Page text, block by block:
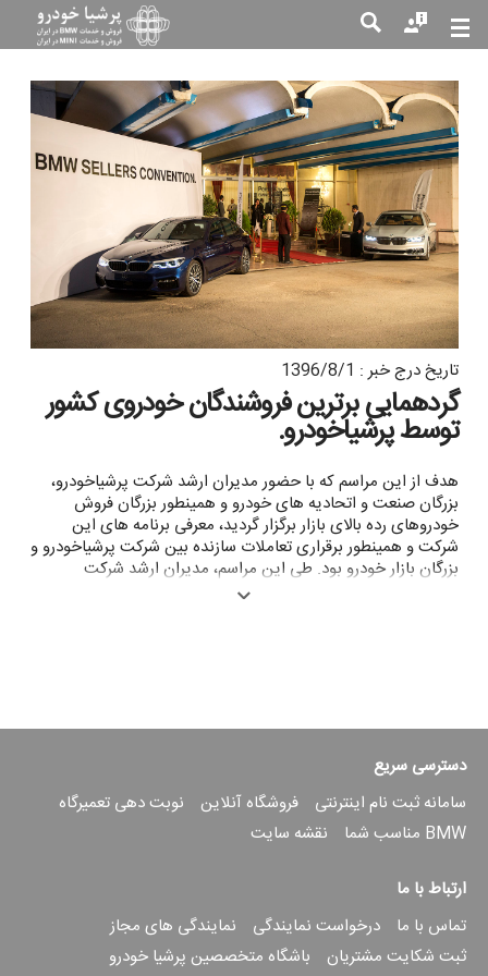
جست
جو
تاریخ درج خبر : 1396/8/1
گردهمایی برترین فروشندگان خودروی کشور
توسط پرشیاخودرو.
هدف از این مراسم که با حضور مدیران ارشد شرکت پرشیاخودرو،
بزرگان صنعت و اتحادیه های خودرو و همینطور بزرگان فروش
خودروهای رده بالای بازار برگزار گردید، معرفی برنامه های این
شرکت و همینطور برقراری تعاملات سازنده بین شرکت پرشیاخودرو و
بزرگان بازار خودرو بود. طی این مراسم، مدیران ارشد شرکت
پرشیاخودرو در ابتدا به معرفی این شرکت و شبکه نمایندگی های آن
دسترسی سریع
سامانه ثبت نام اینترنتی
فروشگاه آنلاین
نوبت دهی تعمیرگاه
BMW مناسب شما
نقشه سایت
ارتباط با ما
تماس با ما
درخواست نمایندگی
نمایندگی های مجاز
ثبت شکایت مشتریان
باشگاه متخصصین پرشیا خودرو